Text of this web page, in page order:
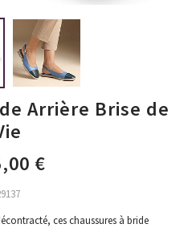
Arrière Brise de
€
ces chaussures à bride